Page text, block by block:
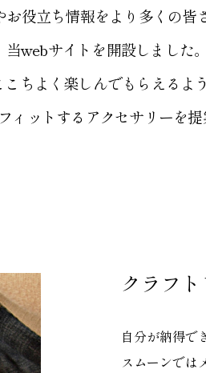
ご利用ガ
役立ち情報をより多くの皆
webサイトを開設しました。
ちよく楽しんでもらえるよう
ィットするアクセサリーを提
クラフ
自分が納得で
スムーンでは